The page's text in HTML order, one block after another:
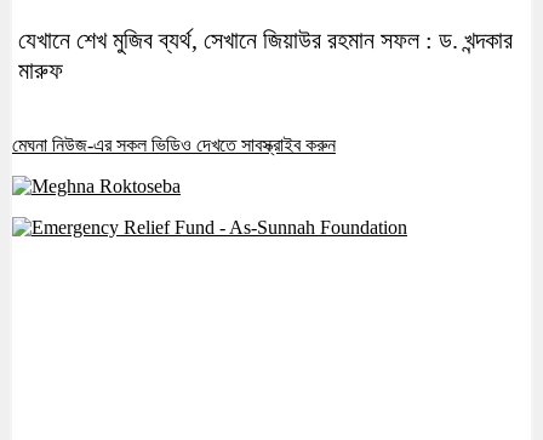
যেখানে শেখ মুজিব ব্যর্থ, সেখানে জিয়াউর রহমান সফল : ড. খন্দকার
মারুফ
মেঘনা নিউজ-এর সকল ভিডিও দেখতে সাবস্ক্রাইব করুন